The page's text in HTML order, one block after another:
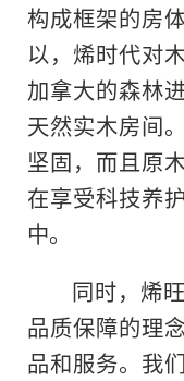
构成框架的房
以，烯时代对
加拿大的森林
天然实木房间
坚固，而且原
在享受科技养
中。
同时，烯
品质保障的理
品和服务。我